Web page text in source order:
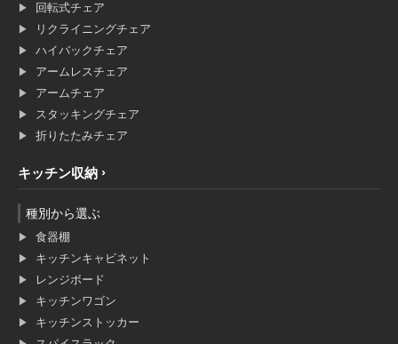
回転式チェア
リクライニングチェア
ハイバックチェア
アームレスチェア
アームチェア
スタッキングチェア
折りたたみチェア
キッチン収納
種別から選ぶ
食器棚
キッチンキャビネット
レンジボード
キッチンワゴン
キッチンストッカー